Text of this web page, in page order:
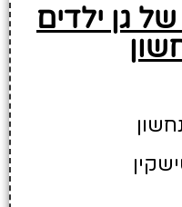
גן ילדים